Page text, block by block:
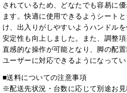
されているため、どなたでも容易に
ます。快適に使用できるようシート
け、出入りがしやすいようハンドル
安定性も向上しました。また、調整
直感的な操作が可能となり、脚の配
ユーザーに対応できるようになってい
■送料についての注意事項
※配送先状況・台数に応じて別途お見